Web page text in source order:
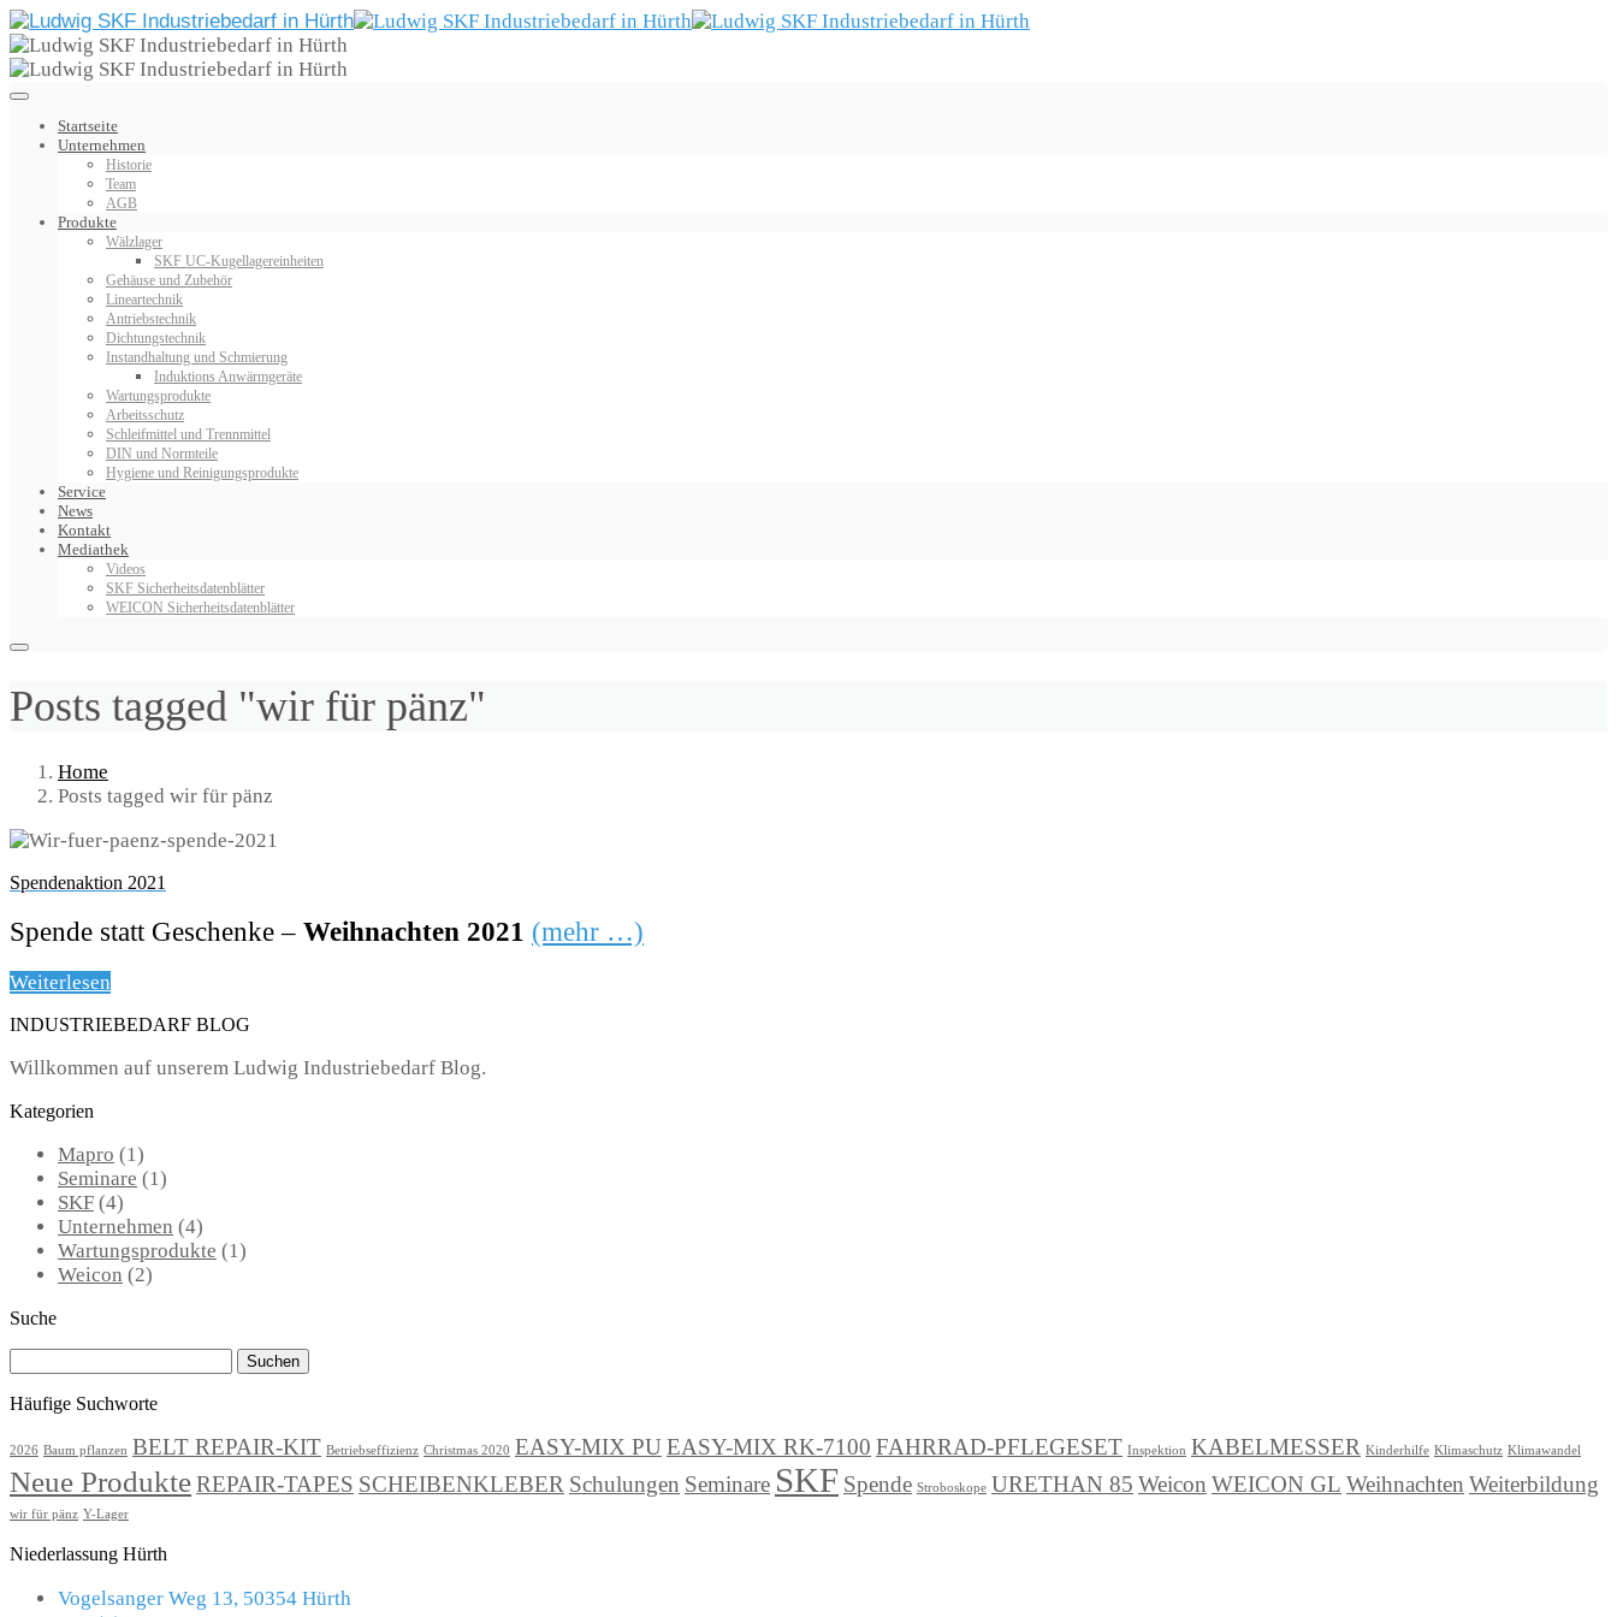
Startseite
Unternehmen
Historie
Team
AGB
Produkte
Wälzlager
SKF UC-Kugellagereinheiten
Gehäuse und Zubehör
Lineartechnik
Antriebstechnik
Dichtungstechnik
Instandhaltung und Schmierung
Induktions Anwärmgeräte
Wartungsprodukte
Arbeitsschutz
Schleifmittel und Trennmittel
DIN und Normteile
Hygiene und Reinigungsprodukte
Service
News
Kontakt
Mediathek
Videos
SKF Sicherheitsdatenblätter
WEICON Sicherheitsdatenblätter
Posts tagged "wir für pänz"
Home
Posts tagged wir für pänz
Spendenaktion 2021
Spende statt Geschenke – Weihnachten 2021 (mehr …)
Weiterlesen
INDUSTRIEBEDARF BLOG
Willkommen auf unserem Ludwig Industriebedarf Blog.
Kategorien
Mapro (1)
Seminare (1)
SKF (4)
Unternehmen (4)
Wartungsprodukte (1)
Weicon (2)
Suche
Häufige Suchworte
2026 Baum pflanzen BELT REPAIR-KIT Betriebseffizienz Christmas 2020 EASY-MIX PUEASY-MIX RK-7100 FAHRRAD-PFLEGESET Inspektion KABELMESSER Kinderhilfe Klimaschutz Klimawandel
Neue ProdukteREPAIR-TAPES SCHEIBENKLEBER Schulungen Seminare SKF Spende Stroboskope URETHAN 85 Weicon WEICON GL Weihnachten Weiterbildung
wir für pänz Y-Lager
Niederlassung Hürth
Vogelsanger Weg 13, 50354 Hürth